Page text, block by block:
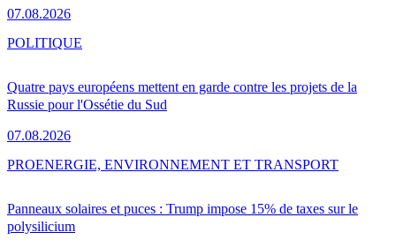
07.08.2026
Quatre pays européens mettent en garde contre les projets de la
Russie pour l'Ossétie du Sud
07.08.2026
POLITIQUE
Panneaux solaires et puces : Trump impose 15% de taxes sur le
polysilicium
PROENERGIE, ENVIRONNEMENT ET TRANSPORT